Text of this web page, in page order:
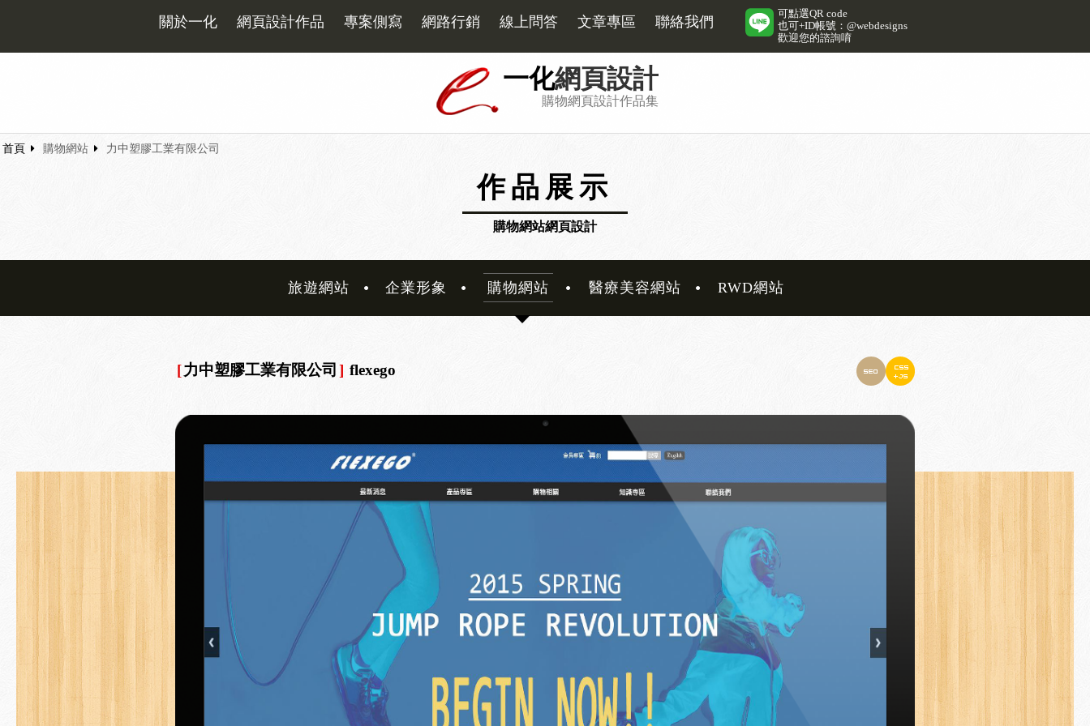
關於一化 網頁設計作品 專案側寫 網路行銷 線上問答 文章專區 聯絡我們
可點選QR code
也可+ID帳號：@webdesigns
歡迎您的諮詢唷
一化網頁設計
購物網頁設計作品集
首頁 購物網站 力中塑膠工業有限公司
作品展示
購物網站網頁設計
旅遊網站 企業形象 購物網站 醫療美容網站 RWD網站
[力中塑膠工業有限公司 ] flexego